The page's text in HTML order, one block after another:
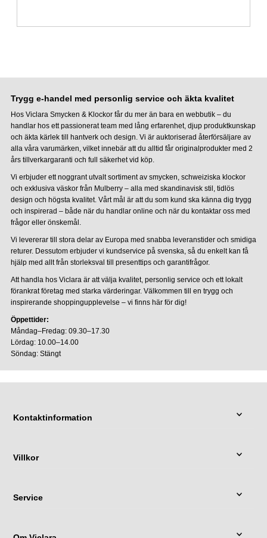
Trygg e-handel med personlig service och äkta kvalitet
Hos Viclara Smycken & Klockor får du mer än bara en webbutik – du
handlar hos ett passionerat team med lång erfarenhet, djup produktkunskap
och äkta kärlek till hantverk och design. Vi är auktoriserad återförsäljare av
alla våra varumärken, vilket innebär att du alltid får originalprodukter med 2
års tillverkargaranti och full säkerhet vid köp.
Vi erbjuder ett noggrant utvalt sortiment av smycken, schweiziska klockor
och exklusiva väskor från Mulberry – alla med skandinavisk stil, tidlös
design och högsta kvalitet. Vårt mål är att du som kund ska känna dig trygg
och inspirerad – både när du handlar online och när du kontaktar oss med
frågor eller önskemål.
Vi levererar till stora delar av Europa med snabba leveranstider och smidiga
returer. Dessutom erbjuder vi kundservice på svenska, så du enkelt kan få
hjälp med allt från storleksval till presenttips och garantifrågor.
Att handla hos Viclara är att välja kvalitet, personlig service och ett lokalt
förankrat företag med starka värderingar. Välkommen till en trygg och
inspirerande shoppingupplevelse – vi finns här för dig!
Öppettider:
Måndag–Fredag: 09.30–17.30
Lördag: 10.00–14.00
Söndag: Stängt
Kontaktinformation
Villkor
Service